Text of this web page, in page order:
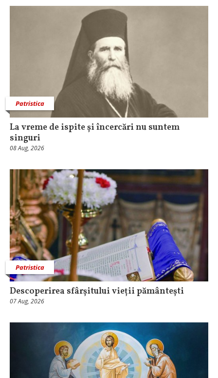
Patristica
La vreme de ispite și încercări nu suntem
singuri
08 Aug, 2026
Patristica
Descoperirea sfârșitului vieții pământești
07 Aug, 2026